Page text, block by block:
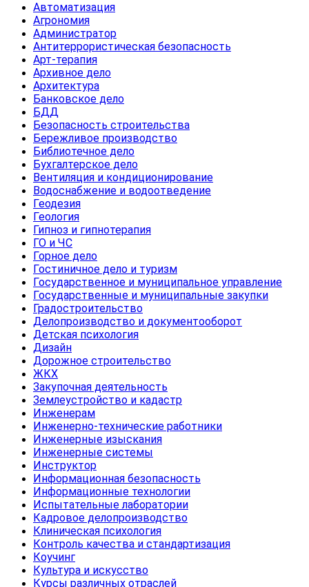
Автоматизация
Агрономия
Администратор
Антитеррористическая безопасность
Арт-терапия
Архивное дело
Архитектура
Банковское дело
БДД
Безопасность строительства
Бережливое производство
Библиотечное дело
Бухгалтерское дело
Вентиляция и кондиционирование
Водоснабжение и водоотведение
Геодезия
Геология
Гипноз и гипнотерапия
ГО и ЧС
Горное дело
Гостиничное дело и туризм
Государственное и муниципальное управление
Государственные и муниципальные закупки
Градостроительство
Делопроизводство и документооборот
Детская психология
Дизайн
Дорожное строительство
ЖКХ
Закупочная деятельность
Землеустройство и кадастр
Инженерам
Инженерно-технические работники
Инженерные изыскания
Инженерные системы
Инструктор
Информационная безопасность
Информационные технологии
Испытательные лаборатории
Кадровое делопроизводство
Клиническая психология
Контроль качества и стандартизация
Коучинг
Культура и искусство
Курсы различных отраслей